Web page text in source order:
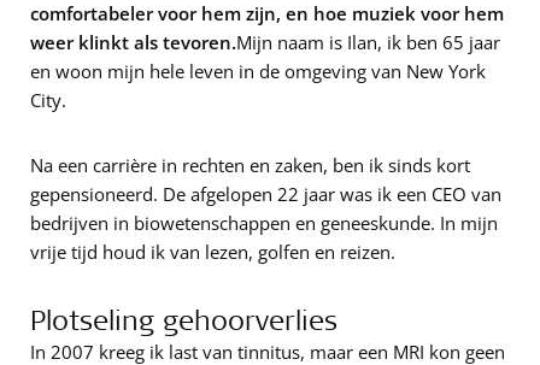
comfortabeler voor hem zijn, en hoe muziek voor hem
weer klinkt als tevoren.Mijn naam is Ilan, ik ben 65 jaar
en woon mijn hele leven in de omgeving van New York
City.
Na een carrière in rechten en zaken, ben ik sinds kort
gepensioneerd. De afgelopen 22 jaar was ik een CEO van
bedrijven in biowetenschappen en geneeskunde. In mijn
vrije tijd houd ik van lezen, golfen en reizen.
Plotseling gehoorverlies
In 2007 kreeg ik last van tinnitus, maar een MRI kon geen